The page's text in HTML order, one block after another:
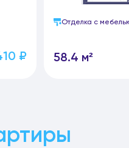
₽
Отделка с
58.4 м²